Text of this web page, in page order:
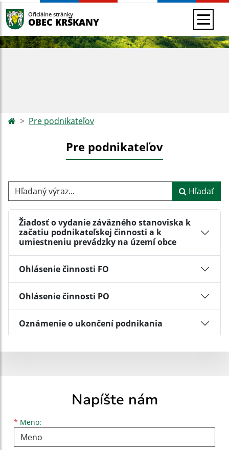
Oficiálne stránky
OBEC KRŠKANY
Pre podnikateľov
Pre podnikateľov
Hľadaný výraz... Hľadať
Žiadosť o vydanie záväzného stanoviska k
začatiu podnikateľskej činnosti a k
umiestneniu prevádzky na území obce
Ohlásenie činnosti FO
Ohlásenie činnosti PO
Oznámenie o ukončení podnikania
Napíšte nám
* Meno:
Meno
Priezvisko
E-mailová adresa